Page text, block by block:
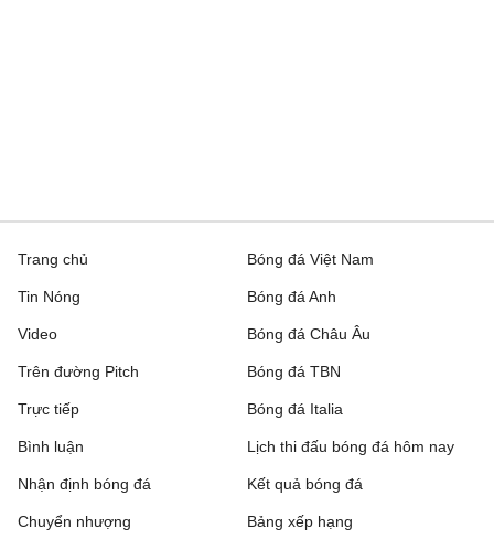
2 - 0 Barracas Central
VĐQG Brazil, Hôm nay - 10/08
Santos FC 0 - 2 Athletico Paranaense
Flamengo 2 - 0 Vitoria
Trang chủ
Tin Nóng
Video
Trên đường Pitch
Trực tiếp
Bóng đá Việt Nam
Bóng đá Anh
Bóng đá Châu Âu
Bóng đá TBN
Bóng đá Italia
Bình luận
Nhận định bóng đá
Chuyển nhượng
Lịch thi đấu bóng đá hôm nay
Kết quả bóng đá
Bảng xếp hạng